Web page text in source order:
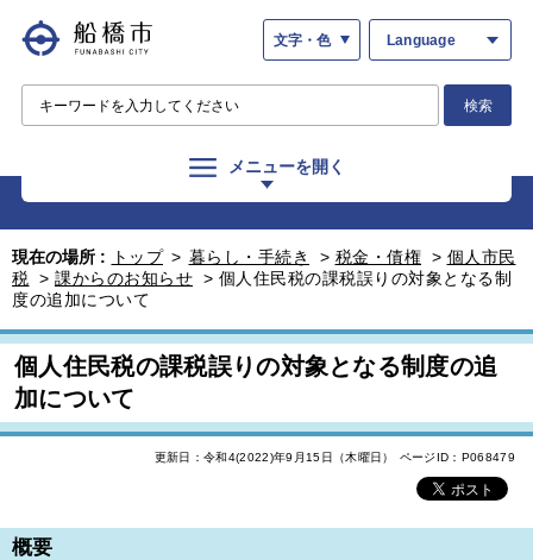
文字・色 Language
検索
メニューを開く
現在の場所 : トップ > 暮らし・手続き > 税金・債権 > 個人市民
税 > 課からのお知らせ > 個人住民税の課税誤りの対象となる制
度の追加について
個人住民税の課税誤りの対象となる制度の追
加について
更新日：令和4(2022)年9月15日（木曜日） ページID：P068479
概要